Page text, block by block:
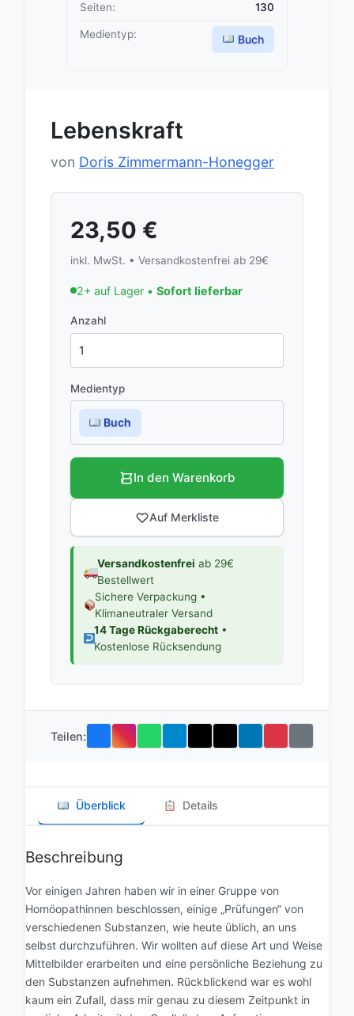
Seiten: 130
Medientyp: Buch
Lebenskraft
von Doris Zimmermann-Honegger
23,50 €
inkl. MwSt. • Versandkostenfrei ab 29€
2+ auf Lager • Sofort lieferbar
Anzahl
Medientyp
Buch
In den Warenkorb
Auf Merkliste
Versandkostenfrei ab 29€
Bestellwert
Sichere Verpackung •
Klimaneutraler Versand
14 Tage Rückgaberecht•
Kostenlose Rücksendung
Teilen:
Überblick Details
Beschreibung
Vor einigen Jahren haben wir in einer Gruppe von
Homöopathinnen beschlossen, einige „Prüfungen“ von
verschiedenen Substanzen, wie heute üblich, an uns
selbst durchzuführen. Wir wollten auf diese Art und Weise
Mittelbilder erarbeiten und eine persönliche Beziehung zu
den Substanzen aufnehmen. Rückblickend war es wohl
kaum ein Zufall, dass mir genau zu diesem Zeitpunkt in